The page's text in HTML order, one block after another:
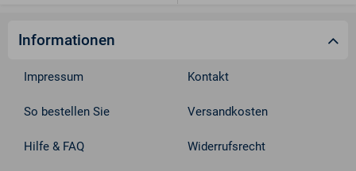
Informationen
Impressum Kontakt
So bestellen Sie Versandkosten
Hilfe & FAQ Widerrufsrecht